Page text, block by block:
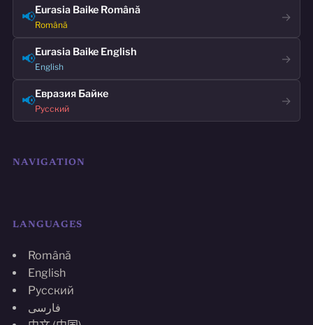
📢Eurasia Baike Română
Română
→
📢Eurasia Baike English
English
→
📢Евразия Байке
Русский
→
NAVIGATION
LANGUAGES
Română
English
Русский
فارسی